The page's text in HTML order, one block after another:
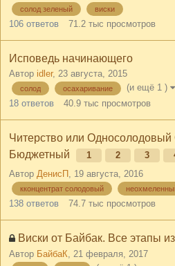
солод зеленый виски
106 ответов 71.2 тыс просмотров
Исповедь начинающего
Автор idler, 23 августа, 2015
солод осахаривание
(и ещё 1 )
18 ответов 40.9 тыс просмотров
Читерство или
Бюджетный
1 2 3
Автор ДенисП , 19 августа, 2016
кконцентрат солодовый
138 ответов 74.7 тыс просмотров
Виски от Байбак. Все этапы
Автор БайбаК, 21 февраля, 2017